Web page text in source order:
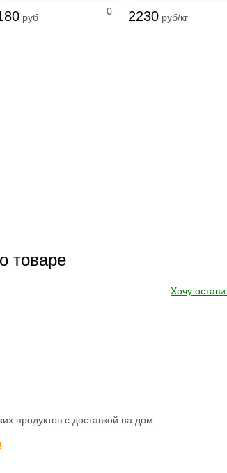
руб
0 2230 руб/кг
товаре
Хочу
продуктов с доставкой на дом